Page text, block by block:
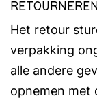
RETOURNEREN
Het retour
verpakking
alle andere
opnemen met